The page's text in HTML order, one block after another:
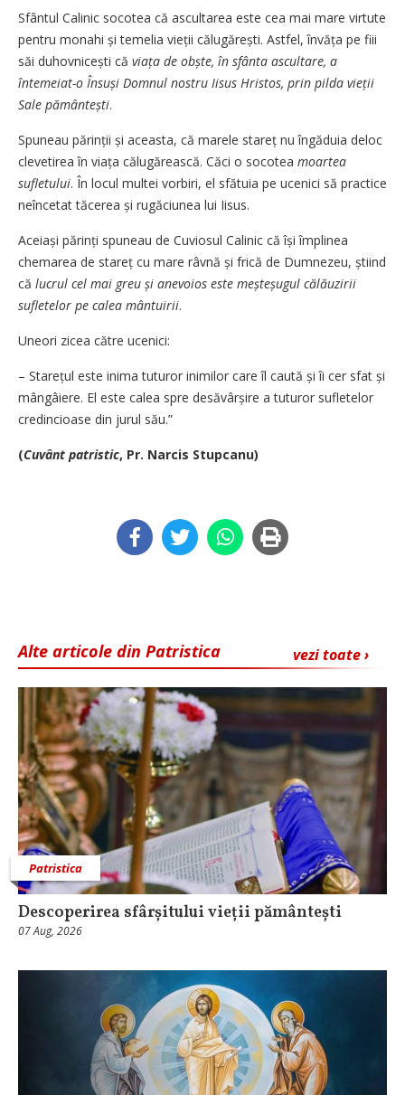
Sfântul Calinic socotea că ascultarea este cea mai mare virtute
pentru monahi și temelia vieții călu­gă­rești. Astfel, învăța pe fiii
săi duhov­ni­cești că viața de obște, în sfânta ascultare, a
întemeiat-o Însuși Domnul nostru Iisus Hristos, prin pilda vieții
Sale pământești.
Spuneau părinții și aceasta, că marele stareț nu îngăduia deloc
clevetirea în viața călugărească. Căci o socotea moartea
sufletului. În locul multei vorbiri, el sfătuia pe ucenici să practice
neîncetat tăcerea și rugăciunea lui Iisus.
Aceiași părinți spuneau de Cuviosul Calinic că își împlinea
chemarea de stareț cu mare râvnă și frică de Dumnezeu, știind
că lucrul cel mai greu și anevoios este mește­șugul călăuzirii
sufletelor pe calea mântuirii.
Uneori zicea către ucenici:
– Starețul este inima tuturor inimilor care îl caută și îi cer sfat și
mângâiere. El este calea spre desă­vârșire a tuturor sufletelor
credincioase din jurul său.”
(Cuvânt patristic, Pr. Narcis Stupcanu)
vezi toate ›
Alte articole din Patristica
Patristica
Descoperirea sfârșitului vieții pământești
07 Aug, 2026